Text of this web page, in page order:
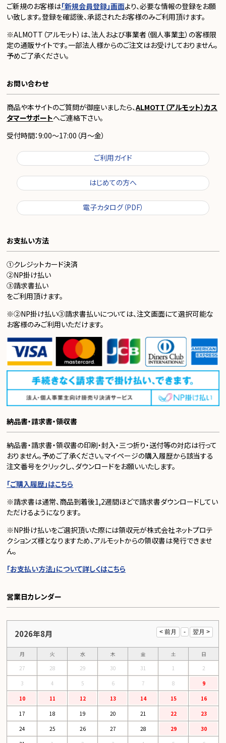
ご新規のお客様は「新規会員登録」画面より、必要な情報の登録をお願
い致します。登録を確認後、承認されたお客様のみご利用頂けます。
※ALMOTT（アルモット）は、法人および事業者（個人事業主）の客様限
定の通販サイトです。一部法人様からのご注文はお受けしておりません。
予めご了承ください。
お問い合わせ
商品や本サイトのご質問が御座いましたら、ALMOTT（アルモット）カス
タマーサポートへご連絡下さい。
受付時間：9:00～17:00（月～金）
ご利用ガイド
はじめての方へ
電子カタログ（PDF）
お支払い方法
①クレジットカード決済
②NP掛け払い
③請求書払い
をご利用頂けます。
※②NP掛け払い③請求書払いについては、注文画面にて選択可能な
お客様のみご利用いただけます。
納品書・請求書・領収書
納品書・請求書・領収書の印刷・封入・三つ折り・送付等の対応は行って
おりません。予めご了承ください。マイページの購入履歴から該当する
注文番号をクリックし、ダウンロードをお願いいたします。
「ご購入履歴」はこちら
※請求書は通常、商品到着後1,2週間ほどで請求書ダウンロードしてい
ただけるようになります。
※NP掛け払いをご選択頂いた際には領収元が株式会社ネットプロテ
クションズ様となりますため、アルモットからの領収書は発行できませ
ん。
「お支払い方法」について詳しくはこちら
営業日カレンダー
2026年8月
月 火 水 木 金 土
日
27
28 29 30 31 1
2
3
4 5 6 7 8
9
10
11 12 13 14 15
16
17
18 19 20 21 22
23
24
25 26 27 28 29
30